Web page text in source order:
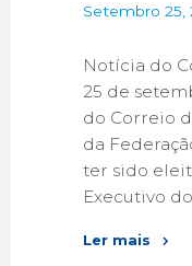
Setembro 25,
Notícia do
25 de
do Correio
da
ter sido
Executivo
Ler mais